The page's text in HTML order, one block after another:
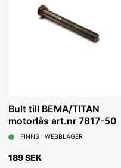
Bult till BEMA/TITAN
motorlås art.nr 7817-50
FINNS I WEBBLAGER
189 SEK